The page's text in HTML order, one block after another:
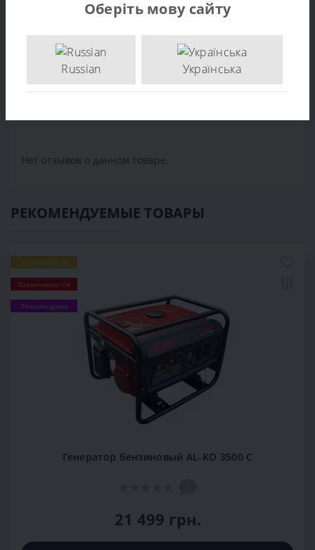
г. Киев, ул. Васильковская, 1
Карбюратор генератора Al-ko 6500 С,,
Отзывов (0)
Нет отзывов о данном товаре.
РЕКОМЕНДУЕМЫЕ ТОВАРЫ
Популярный
Заканчивается
Рекомендуем
Генератор бензиновый AL-KO 3500 C
21 499 грн.
Оберіть мову сайту
Russian Українська